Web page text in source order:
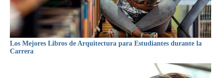
Los Mejores Libros de Arquitectura para Estudiantes durante la
Carrera